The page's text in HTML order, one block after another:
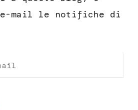
mail le notifiche di